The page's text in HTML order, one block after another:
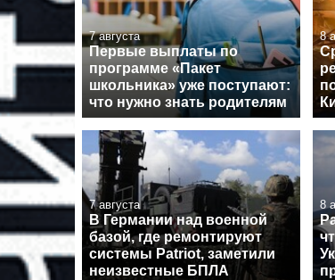
7 августа
Первые выплаты по
программе «Пакет
школьника» уже поступают:
что нужно знать родителям
8
7 августа
В Германии над военной
базой, где ремонтируют
системы Patriot, заметили
неизвестные БПЛА
8